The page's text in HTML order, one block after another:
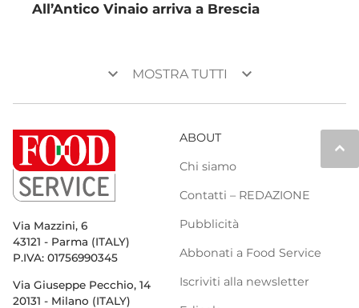
All’Antico Vinaio arriva a Brescia
keyboard_arrow_down MOSTRA TUTTI keyboard_arrow_down
keyboard_arrow_up
Via Mazzini, 6
43121 - Parma (ITALY)
P.IVA: 01756990345
Via Giuseppe Pecchio, 14
20131 - Milano (ITALY)
ABOUT
Chi siamo
Contatti – REDAZIONE
Pubblicità
Abbonati a Food Service
Iscriviti alla newsletter